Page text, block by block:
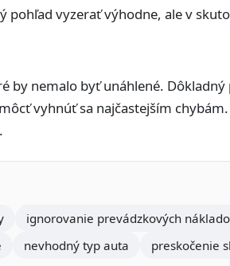
pohľad vyzerať výhodne, ale v
by nemalo byť unáhlené.
vyhnúť sa najčastejším
ignorovanie prevádzkových
nevhodný typ auta preskočenie